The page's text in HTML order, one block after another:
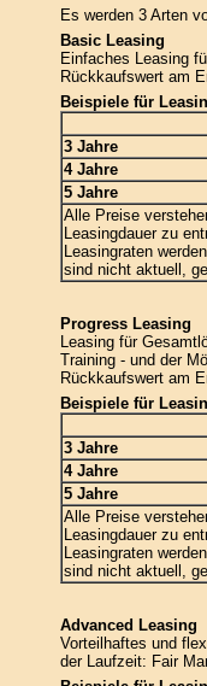
Es werden 3 Arten
Basic Leasing
Einfaches Leasing
Rückkaufswert am
Beispiele für
3 Jahre
4 Jahre
5 Jahre
Alle Preise
Leasingdauer zu
Leasingraten
sind nicht aktuell,
Progress Leasing
Leasing für
Training - und der
Rückkaufswert am
Beispiele für
3 Jahre
4 Jahre
5 Jahre
Alle Preise
Leasingdauer zu
Leasingraten
sind nicht aktuell,
Advanced Leasing
Vorteilhaftes und
der Laufzeit: Fair